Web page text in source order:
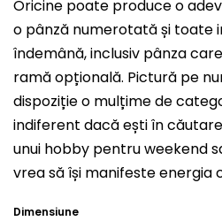
Oricine poate produce o
o pânză numerotată și toate
îndemână, inclusiv pânza
ramă opțională. Pictură pe
dispoziție o mulțime de
indiferent dacă ești în
unui hobby pentru weekend
vrea să își manifeste energia
Dimensiune
este
0,0
din
5
stele.